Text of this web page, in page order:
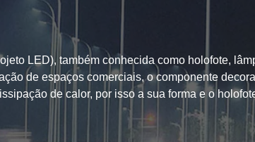
LED), também conhecida como holofote,
de espaços comerciais, o componente
de calor, por isso a sua forma e o